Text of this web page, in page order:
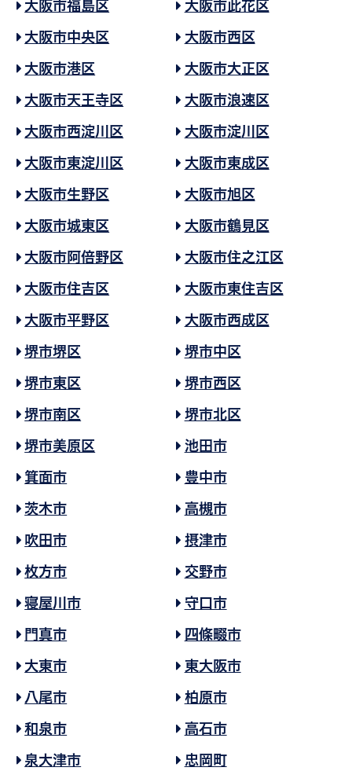
大阪市福島区 大阪市此花区
大阪市中央区 大阪市西区
大阪市港区 大阪市大正区
大阪市天王寺区 大阪市浪速区
大阪市西淀川区 大阪市淀川区
大阪市東淀川区 大阪市東成区
大阪市生野区 大阪市旭区
大阪市城東区 大阪市鶴見区
大阪市阿倍野区 大阪市住之江区
大阪市住吉区 大阪市東住吉区
大阪市平野区 大阪市西成区
堺市堺区 堺市中区
堺市東区 堺市西区
堺市南区 堺市北区
堺市美原区 池田市
箕面市 豊中市
茨木市 高槻市
吹田市 摂津市
枚方市 交野市
寝屋川市 守口市
門真市 四條畷市
大東市 東大阪市
八尾市 柏原市
和泉市 高石市
泉大津市 忠岡町